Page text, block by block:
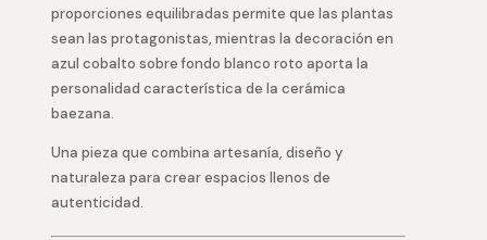
proporciones equilibradas permite que las plantas
sean las protagonistas, mientras la decoración en
azul cobalto sobre fondo blanco roto aporta la
personalidad característica de la cerámica
baezana.
Una pieza que combina artesanía, diseño y
naturaleza para crear espacios llenos de
autenticidad.